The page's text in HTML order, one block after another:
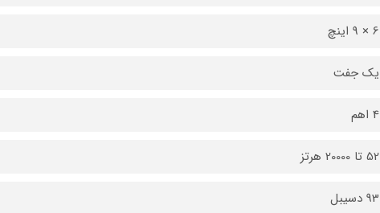
6 × 9 اینچ
یک جفت
4 اهم
52 تا 20000 هرتز
93 دسیبل